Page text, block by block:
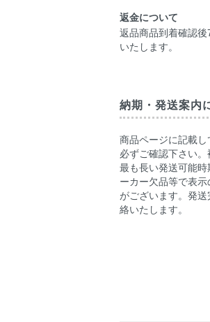
返金について
返品商品到着確認
いたします。
納期・発送案内
商品ページに記載
必ずご確認下さい。
最も長い発送可能
ーカー欠品等で表
がございます。発
絡いたします。